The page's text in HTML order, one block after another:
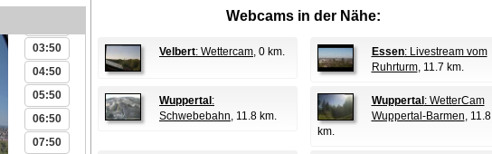
03:50
04:50
05:50
06:50
07:50
Webcams in der Nähe:
Velbert: Wettercam, 0 km. Essen: Livestream vom
Ruhrturm, 11.7 km.
Wuppertal :
Schwebebahn, 11.8 km.
Wuppertal : WetterCam
Wuppertal-Barmen, 11.8
km.